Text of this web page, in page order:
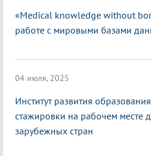
«Medical knowledge without
работе с мировыми базами
04 июля, 2025
Институт развития
стажировки на рабочем месте
зарубежных стран